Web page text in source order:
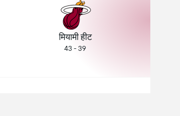
मियामी हीट
43 - 39